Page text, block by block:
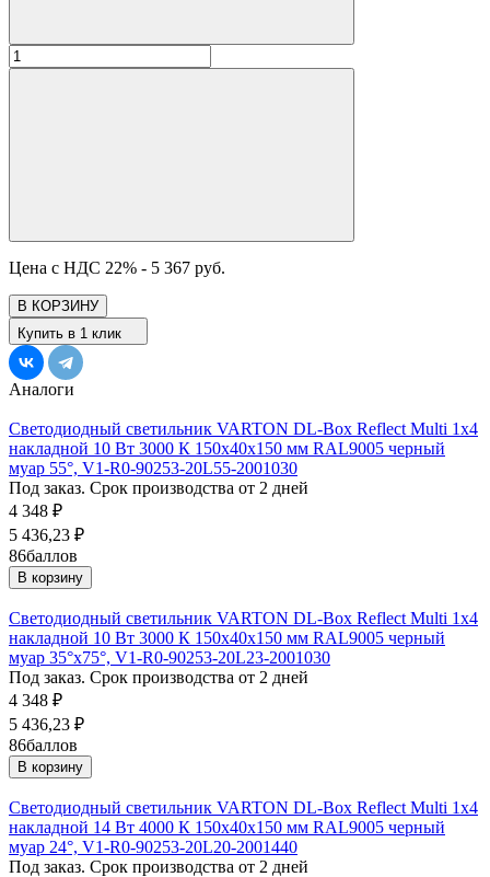
Цена с НДС 22% - 5 367 руб.
В КОРЗИНУ
Купить в 1 клик
Аналоги
Светодиодный светильник VARTON DL-Box Reflect Multi 1x4
накладной 10 Вт 3000 К 150х40х150 мм RAL9005 черный
муар 55°, V1-R0-90253-20L55-2001030
Под заказ. Срок производства от 2 дней
4 348 ₽
5 436,23 ₽
86баллов
В корзину
Светодиодный светильник VARTON DL-Box Reflect Multi 1x4
накладной 10 Вт 3000 К 150х40х150 мм RAL9005 черный
муар 35°x75°, V1-R0-90253-20L23-2001030
Под заказ. Срок производства от 2 дней
4 348 ₽
5 436,23 ₽
86баллов
В корзину
Светодиодный светильник VARTON DL-Box Reflect Multi 1x4
накладной 14 Вт 4000 К 150х40х150 мм RAL9005 черный
муар 24°, V1-R0-90253-20L20-2001440
Под заказ. Срок производства от 2 дней